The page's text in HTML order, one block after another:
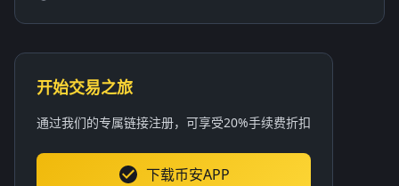
开始交易之旅
通过我们的专属链接注册，可享受20%手续费折扣
下载币安APP